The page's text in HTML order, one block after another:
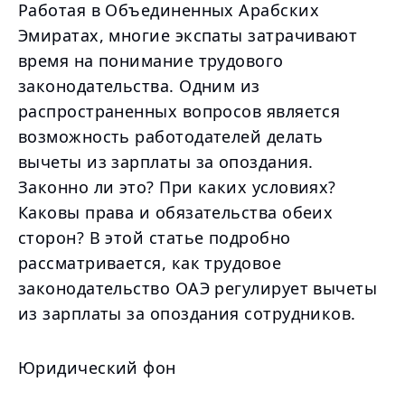
Работая в Объединенных Арабских
Эмиратах, многие экспаты затрачивают
время на понимание трудового
законодательства. Одним из
распространенных вопросов является
возможность работодателей делать
вычеты из зарплаты за опоздания.
Законно ли это? При каких условиях?
Каковы права и обязательства обеих
сторон? В этой статье подробно
рассматривается, как трудовое
законодательство ОАЭ регулирует вычеты
из зарплаты за опоздания сотрудников.
Юридический фон